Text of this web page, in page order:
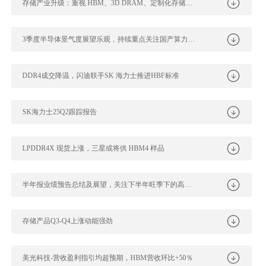
DDR4成交降温，闪迪联手SK 海力士推进HBF标准
SK海力士25Q2跟踪报告
LPDDR4X 现货上涨，三星或将供 HBM4 样品
半年报业绩预告总结及展望，关注下半年旺季下的高景气赛道
存储产品Q3-Q4上涨动能强劲
美光科技-营收盈利指引均超预期，HBM营收环比+50％